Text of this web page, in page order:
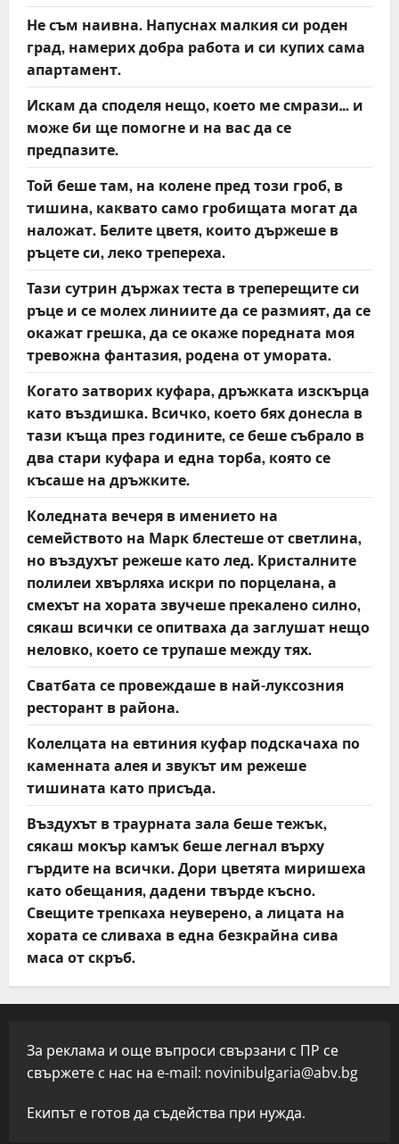
Не съм наивна. Напуснах малкия си роден
град, намерих добра работа и си купих сама
апартамент.
Искам да споделя нещо, което ме смрази… и
може би ще помогне и на вас да се
предпазите.
Той беше там, на колене пред този гроб, в
тишина, каквато само гробищата могат да
наложат. Белите цветя, които държеше в
ръцете си, леко трепереха.
Тази сутрин държах теста в треперещите си
ръце и се молех линиите да се размият, да се
окажат грешка, да се окаже поредната моя
тревожна фантазия, родена от умората.
Когато затворих куфара, дръжката изскърца
като въздишка. Всичко, което бях донесла в
тази къща през годините, се беше събрало в
два стари куфара и една торба, която се
късаше на дръжките.
Коледната вечеря в имението на
семейството на Марк блестеше от светлина,
но въздухът режеше като лед. Кристалните
полилеи хвърляха искри по порцелана, а
смехът на хората звучеше прекалено силно,
сякаш всички се опитваха да заглушат нещо
неловко, което се трупаше между тях.
Сватбата се провеждаше в най-луксозния
ресторант в района.
Колелцата на евтиния куфар подскачаха по
каменната алея и звукът им режеше
тишината като присъда.
Въздухът в траурната зала беше тежък,
сякаш мокър камък беше легнал върху
гърдите на всички. Дори цветята миришеха
като обещания, дадени твърде късно.
Свещите трепкаха неуверено, а лицата на
хората се сливаха в една безкрайна сива
маса от скръб.
За реклама и още въпроси свързани с ПР се
свържете с нас на e-mail: novinibulgaria@abv.bg
Екипът е готов да съдейства при нужда.